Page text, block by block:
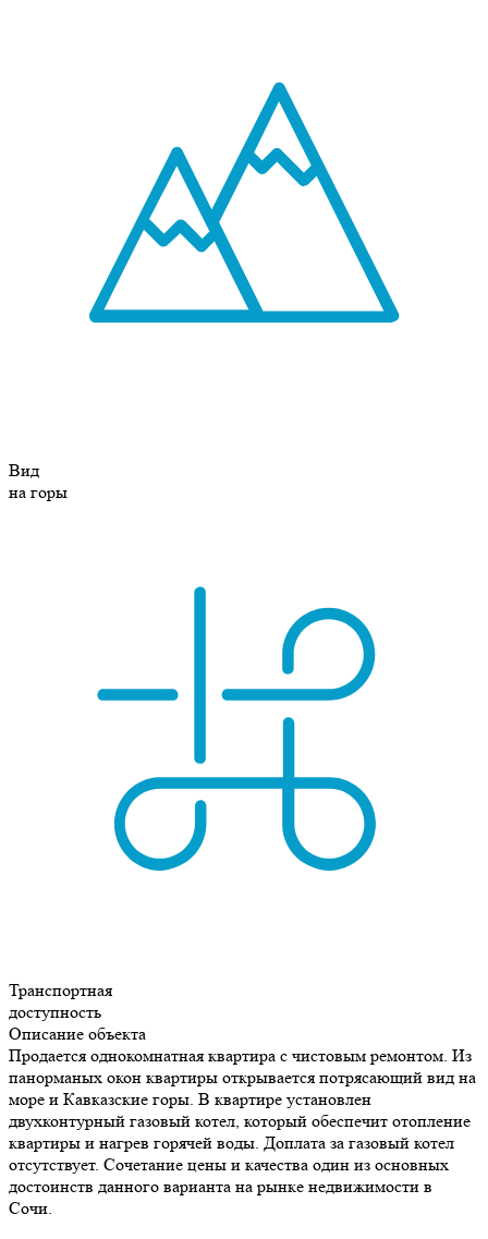
Вид
на горы
Транспортная
доступность
Описание объекта
Продается однокомнатная квартира с чистовым ремонтом. Из
панорманых окон квартиры открывается потрясающий вид на
море и Кавказские горы. В квартире установлен
двухконтурный газовый котел, который обеспечит отопление
квартиры и нагрев горячей воды. Доплата за газовый котел
отсутствует. Сочетание цены и качества один из основных
достоинств данного варианта на рынке недвижимости в
Сочи.